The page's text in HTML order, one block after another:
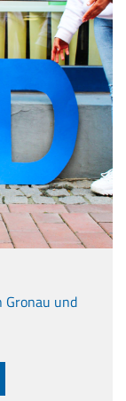
Gronau und